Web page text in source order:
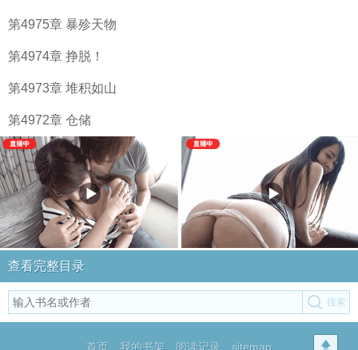
第4975章 暴殄天物
第4974章 挣脱！
第4973章 堆积如山
第4972章 仓储
查看完整目录
首页 我的书架 阅读记录 sitemap